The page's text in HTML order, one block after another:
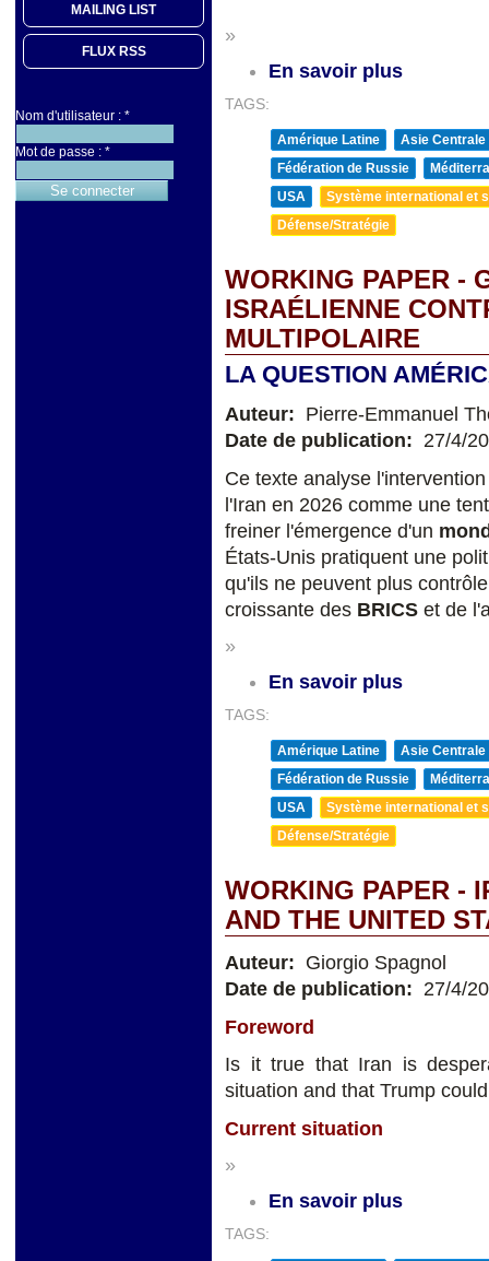
MAILING LIST
FLUX RSS
Nom d'utilisateur : *
Mot de passe : *
»
En savoir plus
TAGS:
Amérique Latine
Asie Centrale
Fédération de Russie
USA
Système international et
Défense/Stratégie
WORKING PAPER -
ISRAÉLIENNE
MULTIPOLAIRE
LA QUESTION
Auteur: Pierre-Emmanuel
Date de publication: 27/4/
Ce texte analyse
l'Iran en 2026 comme une
freiner l'émergence d'un
États-Unis pratiquent une
qu'ils ne peuvent plus
croissante des BRICS et de
»
En savoir plus
TAGS:
Amérique Latine
Asie Centrale
Fédération de Russie
USA
Système international et
Défense/Stratégie
WORKING PAPER -
AND THE UNITED
Auteur: Giorgio Spagnol
Date de publication: 27/4/
Foreword
Is it true that Iran is
situation and that Trump
Current situation
»
En savoir plus
TAGS: